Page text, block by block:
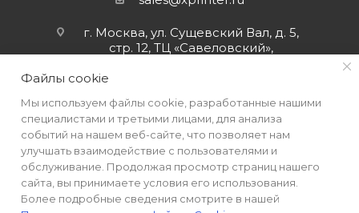
г. Москва, ул. Сущевский Вал, д. 5,
стр. 12, ТЦ «Савеловский»,
Файлы cookie
Мы используем файлы cookie, разработанные нашими
специалистами и третьими лицами, для анализа
событий на нашем веб-сайте, что позволяет нам
улучшать взаимодействие с пользователями и
обслуживание. Продолжая просмотр страниц нашего
сайта, вы принимаете условия его использования.
Более подробные сведения смотрите в нашей